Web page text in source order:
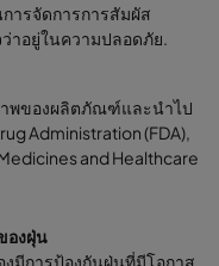
ารจัดการการสัมผัส
อยู่ในความปลอดภัย.
าพของผลิตภัณฑ์และนำไป
Administration (FDA),
and Healthcare
องฝุ่น
มีการป้องกันฝุ่นที่มีโอกาส